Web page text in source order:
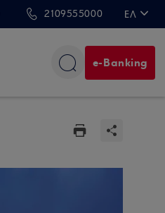
2109555000 ΕΛ
e-Banking